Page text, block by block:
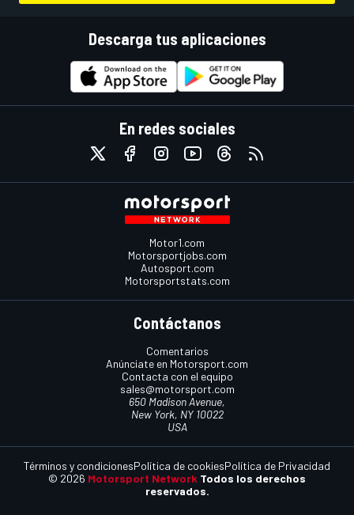
Descarga tus aplicaciones
En redes sociales
Motor1.com
Motorsportjobs.com
Autosport.com
Motorsportstats.com
Contáctanos
Comentarios
Anúnciate en Motorsport.com
Contacta con el equipo
sales@motorsport.com
650 Madison Avenue,
New York, NY 10022
USA
© 2026 Motorsport Network Todos los derechos
reservados.
Términos y condicionesPolítica de cookiesPolítica de Privacidad